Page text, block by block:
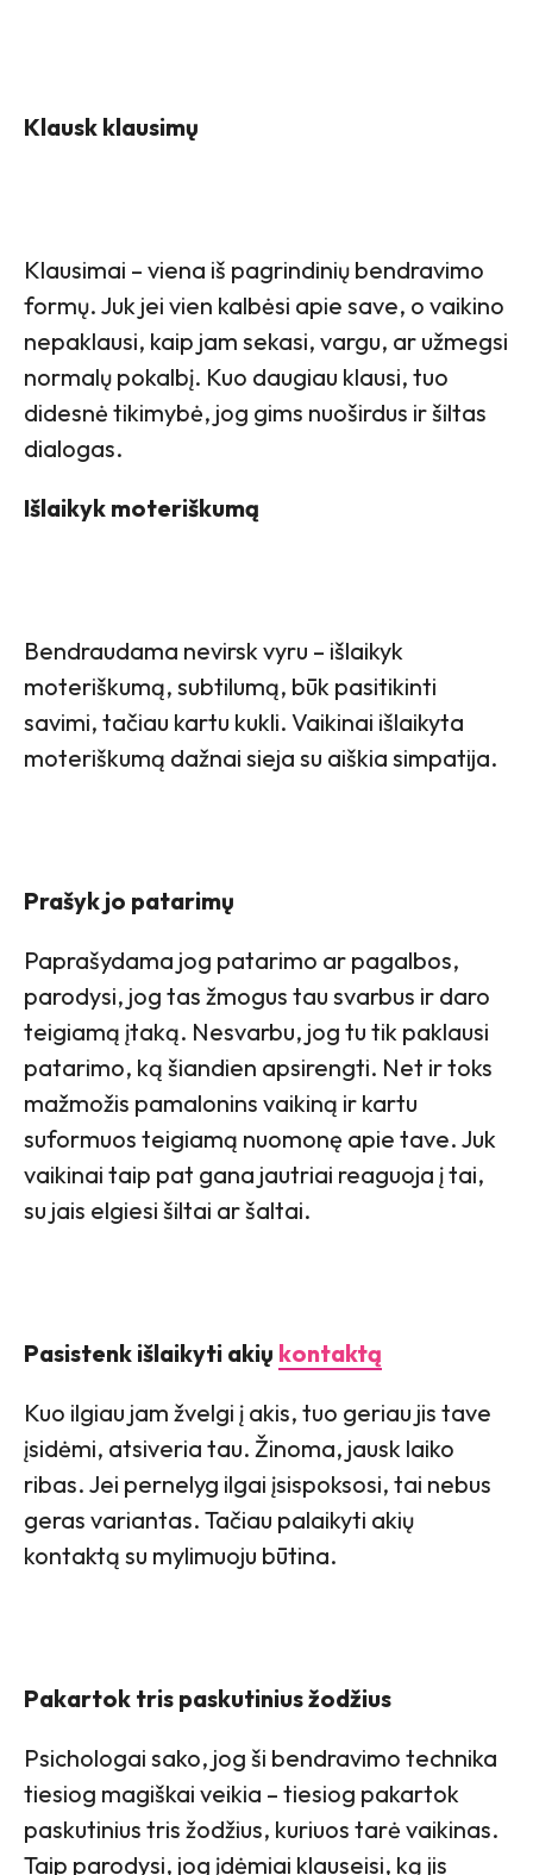
Klausk klausimų
Klausimai – viena iš pagrindinių bendravimo
formų. Juk jei vien kalbėsi apie save, o vaikino
nepaklausi, kaip jam sekasi, vargu, ar užmegsi
normalų pokalbį. Kuo daugiau klausi, tuo
didesnė tikimybė, jog gims nuoširdus ir šiltas
dialogas.
Išlaikyk moteriškumą
Bendraudama nevirsk vyru – išlaikyk
moteriškumą, subtilumą, būk pasitikinti
savimi, tačiau kartu kukli. Vaikinai išlaikyta
moteriškumą dažnai sieja su aiškia simpatija.
Prašyk jo patarimų
Paprašydama jog patarimo ar pagalbos,
parodysi, jog tas žmogus tau svarbus ir daro
teigiamą įtaką. Nesvarbu, jog tu tik paklausi
patarimo, ką šiandien apsirengti. Net ir toks
mažmožis pamalonins vaikiną ir kartu
suformuos teigiamą nuomonę apie tave. Juk
vaikinai taip pat gana jautriai reaguoja į tai,
su jais elgiesi šiltai ar šaltai.
Pasistenk išlaikyti akių kontaktą
Kuo ilgiau jam žvelgi į akis, tuo geriau jis tave
įsidėmi, atsiveria tau. Žinoma, jausk laiko
ribas. Jei pernelyg ilgai įsispoksosi, tai nebus
geras variantas. Tačiau palaikyti akių
kontaktą su mylimuoju būtina.
Pakartok tris paskutinius žodžius
Psichologai sako, jog ši bendravimo technika
tiesiog magiškai veikia – tiesiog pakartok
paskutinius tris žodžius, kuriuos tarė vaikinas.
Taip parodysi, jog įdėmiai klauseisi, ką jis